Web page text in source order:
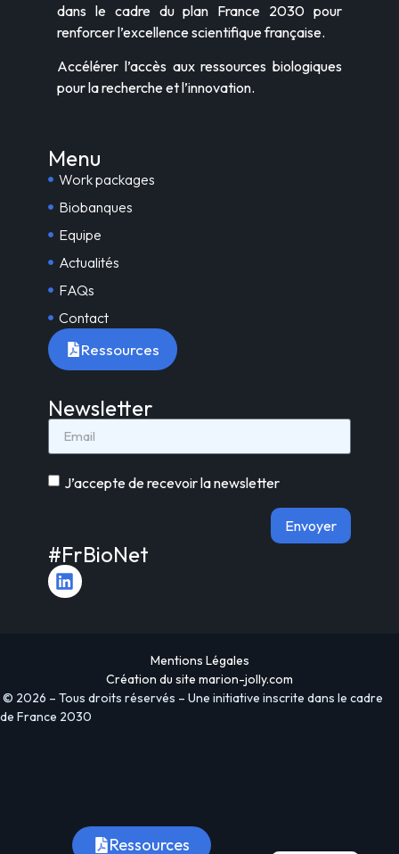
Ressources
dans le cadre du plan France 2030 pour
renforcer l’excellence scientifique française.
Accélérer l’accès aux ressources biologiques
pour la recherche et l’innovation.
Menu
Work packages
Biobanques
Equipe
Actualités
FAQs
Contact
Ressources
Newsletter
J’accepte de recevoir la newsletter
Envoyer
Alternative:
#FrBioNet
© 2026 – Tous droits réservés – Une initiative inscrite dans le cadre
de France 2030
Création du site marion-jolly.com
Mentions Légales